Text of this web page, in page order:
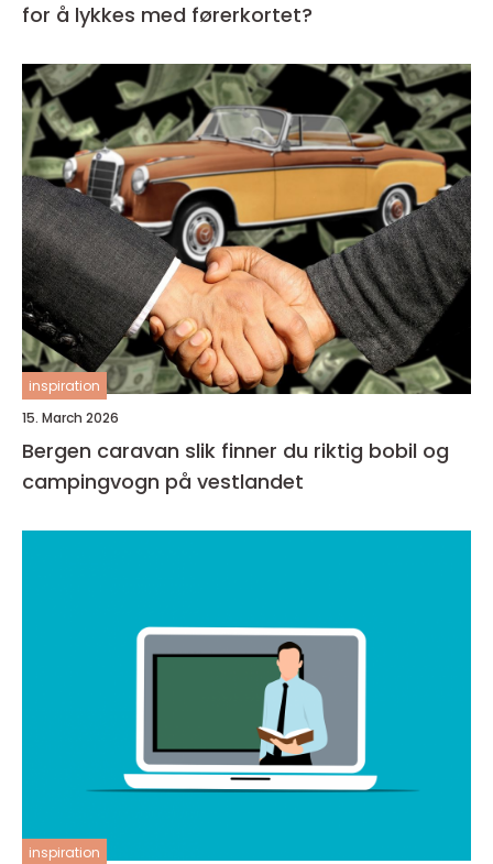
for å lykkes med førerkortet?
inspiration
15. March 2026
Bergen caravan slik finner du riktig bobil og
campingvogn på vestlandet
inspiration